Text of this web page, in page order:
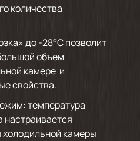
количества
до -28°С позволит
объем
камере и
свойства.
температура
настраивается
холодильной камеры